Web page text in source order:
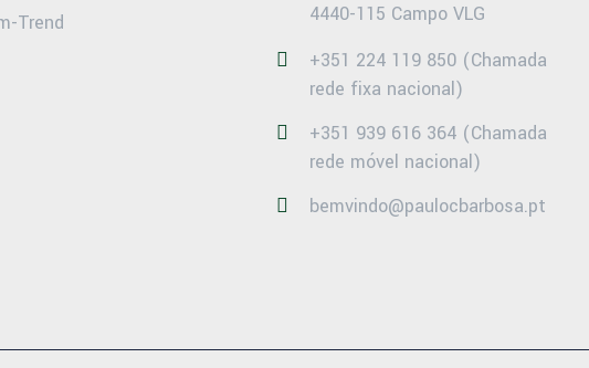
Trend
4440-115 Campo VLG
+351 224 119 850 (Chamada
rede fixa nacional)
+351 939 616 364 (Chamada
rede móvel nacional)
bemvindo@paulocbarbosa.pt